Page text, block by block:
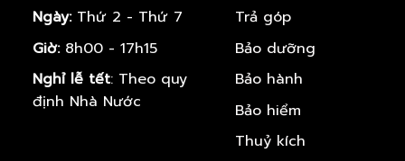
Ngày:Thứ 2 - Thứ 7
Giờ:8h00 - 17h15
Nghỉ lễ tết: Theo quy
định Nhà Nước
Trả góp
Bảo dưỡng
Bảo hành
Bảo hiểm
Thuỷ kích